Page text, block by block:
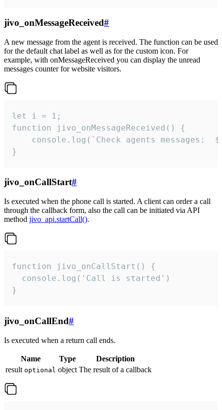
jivo_onMessageReceived#
A new message from the agent is received. The function can be used
for the default chat label as well as for the custom icon. For
example, with onMessageReceived you can display the unread
messages counter for website visitors.
let i = 1;
function jivo_onMessageReceived() {
}
jivo_onCallStart#
Is executed when the phone call is started. A client can order a call
through the callback form, also the call can be initiated via API
method jivo_api.startCall().
function jivo_onCallStart() {
  console.log('Call is started')
}
jivo_onCallEnd#
Is executed when a return call ends.
Name Type
Description
result optional object The result of a callback